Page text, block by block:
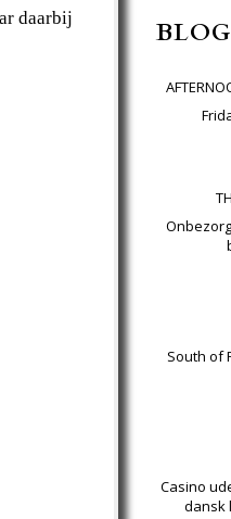
daarbij
South of
Casino
dansk